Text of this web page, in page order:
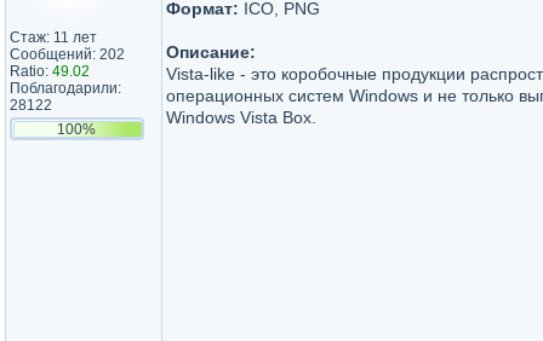
Стаж: 11 лет
Сообщений: 202
Ratio: 49.02
Поблагодарили:
28122
100%
Формат: ICO, PNG
Описание:
Vista-like - это коробочные продукции
операционных систем Windows и не только
Windows Vista Box.